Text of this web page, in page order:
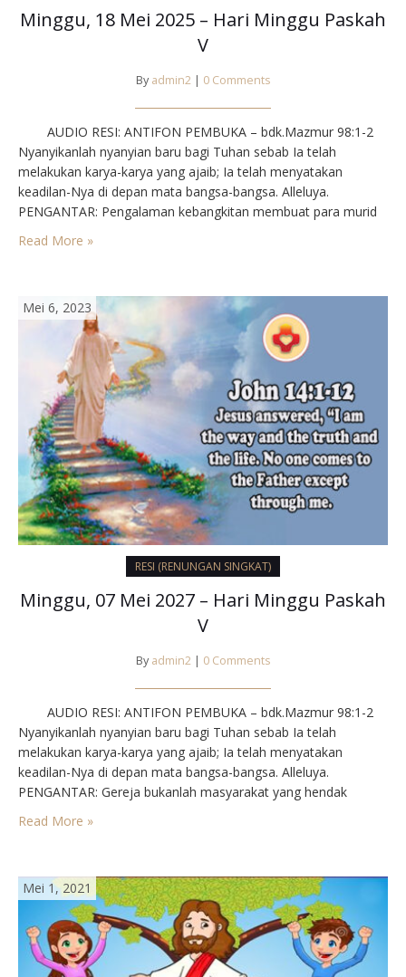
Minggu, 18 Mei 2025 – Hari Minggu Paskah
V
By admin2 | 0 Comments
AUDIO RESI: ANTIFON PEMBUKA – bdk.Mazmur 98:1-2
Nyanyikanlah nyanyian baru bagi Tuhan sebab Ia telah
melakukan karya-karya yang ajaib; Ia telah menyatakan
keadilan-Nya di depan mata bangsa-bangsa. Alleluya.
PENGANTAR: Pengalaman kebangkitan membuat para murid
masuk di daerah yang baru, budaya baru yang masih asing
Read More »
Mei 6, 2023
RESI (RENUNGAN SINGKAT)
Minggu, 07 Mei 2027 – Hari Minggu Paskah
V
By admin2 | 0 Comments
AUDIO RESI: ANTIFON PEMBUKA – bdk.Mazmur 98:1-2
Nyanyikanlah nyanyian baru bagi Tuhan sebab Ia telah
melakukan karya-karya yang ajaib; Ia telah menyatakan
keadilan-Nya di depan mata bangsa-bangsa. Alleluya.
PENGANTAR: Gereja bukanlah masyarakat yang hendak
memenuhi tuntutan-tuntutan Tuhan, melainkan umat beriman,
Read More »
Mei 1, 2021